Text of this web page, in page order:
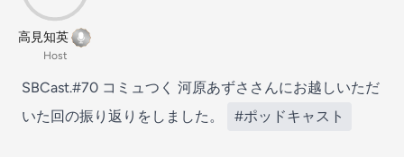
高見知英
Host
SBCast.#70 コミュつく 河原あずささんにお越しいただ
いた回の振り返りをしました。
#ポッドキャスト